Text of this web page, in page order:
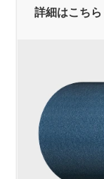
詳細はこちら